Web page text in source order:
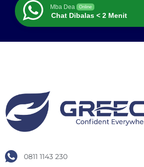
Mba Dea Online
Chat Dibalas < 2 Menit
0811 1143 230